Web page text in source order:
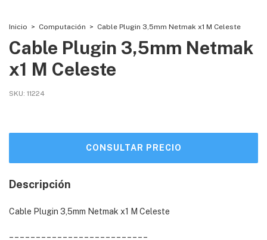
Inicio > Computación > Cable Plugin 3,5mm Netmak x1 M Celeste
Cable Plugin 3,5mm Netmak
x1 M Celeste
SKU: 11224
Descripción
Cable Plugin 3,5mm Netmak x1 M Celeste